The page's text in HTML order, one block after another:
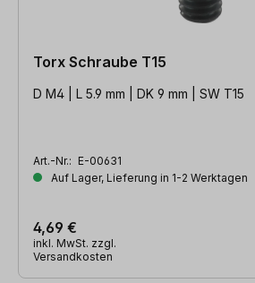
Torx Schraube T15
D M4 | L 5.9 mm | DK 9 mm | SW T15
Art.-Nr.: E-00631
Auf Lager, Lieferung in 1-2 Werktagen
4,69 €
inkl. MwSt. zzgl.
Versandkosten